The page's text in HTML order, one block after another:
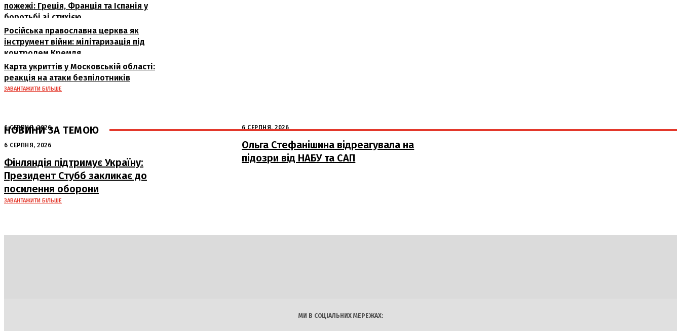
пожежі: Греція, Франція та Іспанія у
боротьбі зі стихією
Російська православна церква як
інструмент війни: мілітаризація під
контролем Кремля
Карта укриттів у Московській області:
реакція на атаки безпілотників
ЗАВАНТАЖИТИ БІЛЬШЕ
НОВИНИ ЗА ТЕМОЮ
6 СЕРПНЯ, 2026
Аномальна спека в Україні добігає
кінця: очікується похолодання
6 СЕРПНЯ, 2026
Ольга Стефанішина відреагувала на
підозри від НАБУ та САП
6 СЕРПНЯ, 2026
Фінляндія підтримує Україну:
Президент Стубб закликає до
посилення оборони
ЗАВАНТАЖИТИ БІЛЬШЕ
МИ В СОЦІАЛЬНИХ МЕРЕЖАХ: